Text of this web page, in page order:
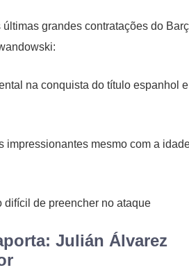
grandes contratações do
na conquista do título espanhol
impressionantes mesmo com a
difícil de preencher no ataque
Julián Álvarez